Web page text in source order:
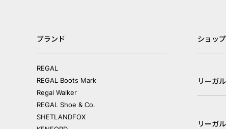
ブランド
REGAL
REGAL Boots Mark
Regal Walker
REGAL Shoe & Co.
SHETLANDFOX
ショッ
リーガ
リーガ